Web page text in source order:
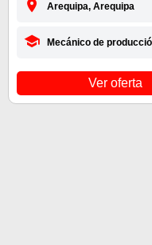
Arequipa, Arequipa
Mecánico de
Ver oferta